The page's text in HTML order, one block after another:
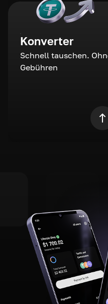
Konverter
Schnell tauschen.
Gebühren